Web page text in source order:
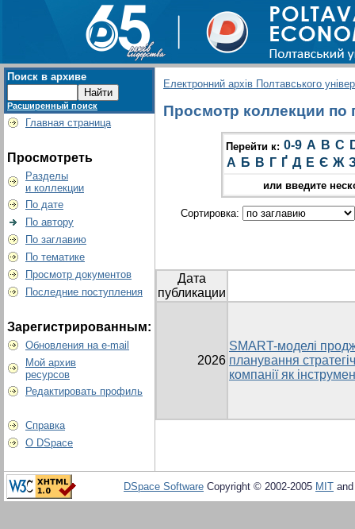
Поиск в архиве
Расширенный поиск
Главная страница
Просмотреть
Разделы
и коллекции
По дате
По автору
По заглавию
По тематике
Просмотр документов
Последние поступления
Зарегистрированным:
Обновления на e-mail
Мой архив
ресурсов
Редактировать профиль
Справка
О DSpace
Електронний архів Полтавського
Просмотр коллекции по
Перейти к: 0-9 A B C
А Б В Г Ґ Д Е Є Ж
или введите
Сортировка:
Дата
публикации
2026
SMART-моделі
планування
компанії як
DSpace Software Copyright © 2002-2005 MIT